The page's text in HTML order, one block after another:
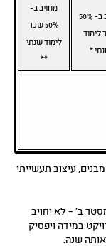
מחויב ב- 50%
לימוד
*
מחויב ב-
50% שכר
לימוד שנתי
**
עיצוב תעשייתי
ב' – לא יחויב
ב- 50% מעלות הפרויקט במידה ויפסיק